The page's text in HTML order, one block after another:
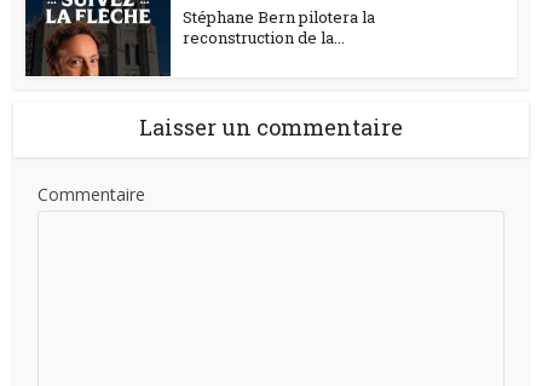
Stéphane Bern pilotera la
reconstruction de la...
Laisser un commentaire
Commentaire